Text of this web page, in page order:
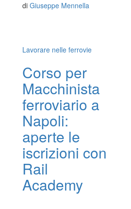
di Giuseppe Mennella
Lavorare nelle ferrovie
Corso per
Macchinista
ferroviario a
Napoli:
aperte le
iscrizioni con
Rail
Academy